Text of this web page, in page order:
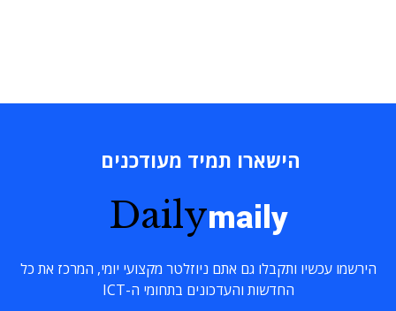
הישארו תמיד מעודכנים
Dailymaily
הירשמו עכשיו ותקבלו גם אתם ניוזלטר מקצועי יומי, המרכז את כל
החדשות והעדכונים בתחומי ה-ICT